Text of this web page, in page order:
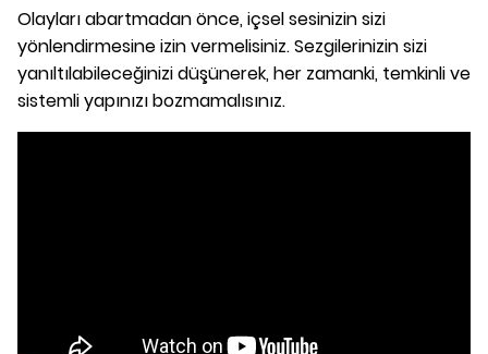
Olayları abartmadan önce, içsel sesinizin sizi
yönlendirmesine izin vermelisiniz. Sezgilerinizin sizi
yanıltılabileceğinizi düşünerek, her zamanki, temkinli ve
sistemli yapınızı bozmamalısınız.